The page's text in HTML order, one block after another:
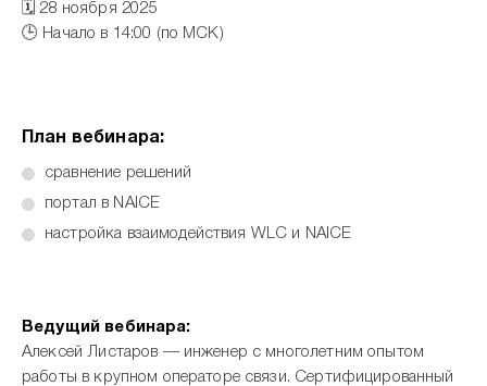
🗓 28 ноября 2025
🕒 Начало в 14:00 (по МСК)
План вебинара:
сравнение решений
портал в NAICE
настройка взаимодействия WLC и NAICE
Ведущий вебинара:
Алексей Листаров — инженер с многолетним опытом
работы в крупном операторе связи. Сертифицированный